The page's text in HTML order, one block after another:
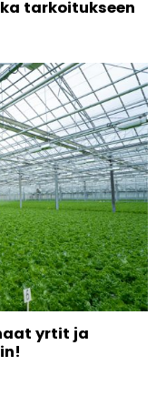
tarkoitukseen
yrtit ja